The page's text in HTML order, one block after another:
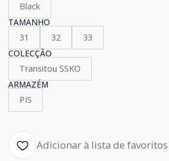
Black
TAMANHO
31
32
33
COLECÇÃO
Transitou SSKO
ARMAZÉM
PIS
Adicionar à lista de favoritos